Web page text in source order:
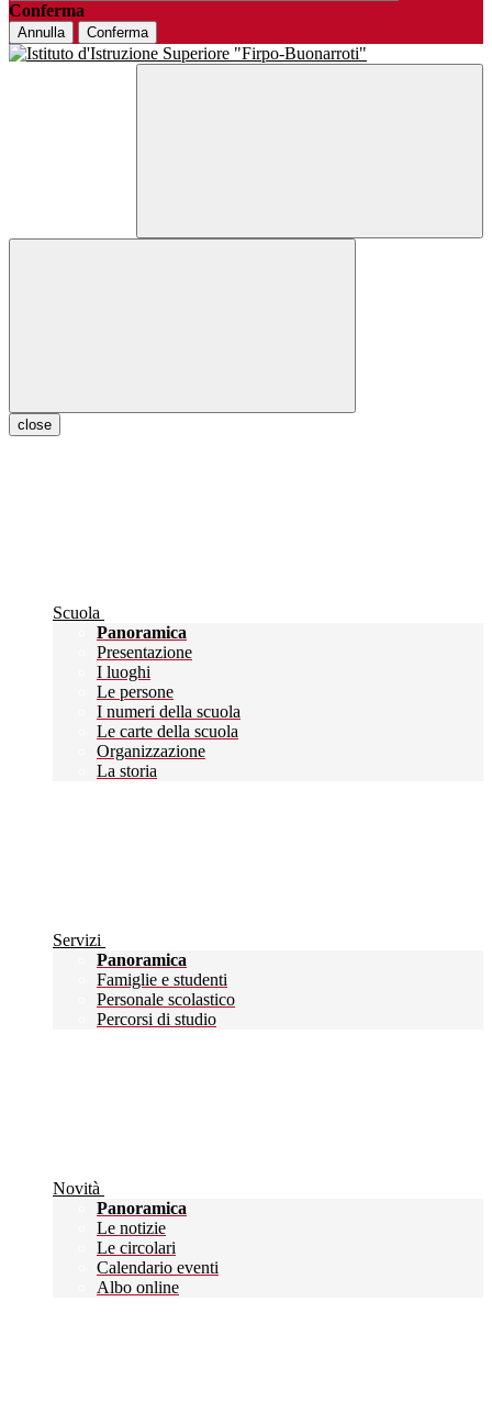
Conferma
Annulla Conferma
close
Scuola
Panoramica
Presentazione
I luoghi
Le persone
I numeri della scuola
Le carte della scuola
Organizzazione
La storia
Servizi
Panoramica
Famiglie e studenti
Personale scolastico
Percorsi di studio
Novità
Panoramica
Le notizie
Le circolari
Calendario eventi
Albo online